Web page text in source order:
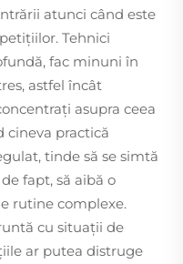
atunci când este
Tehnici
fac minuni în
astfel încât
asupra ceea
cineva practică
tinde să se simtă
fapt, să aibă o
rutine complexe.
cu situații de
ar putea distruge